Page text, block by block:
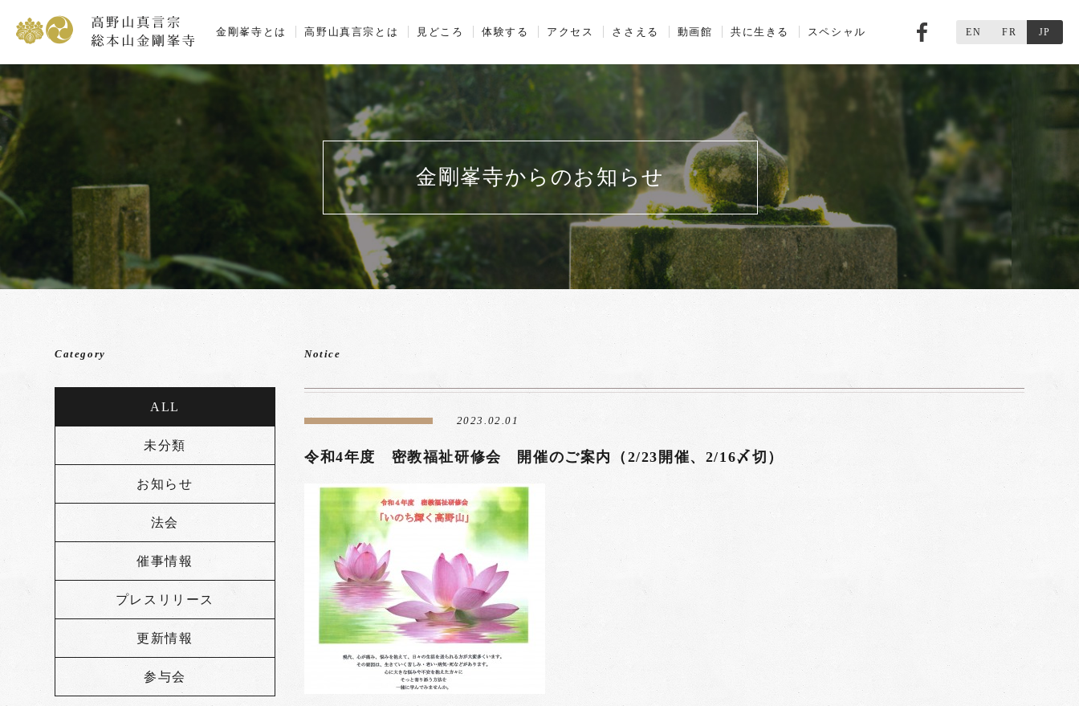
高野山真言宗 総本山金剛峯寺
金剛峯寺とは 高野山真言宗とは 見どころ 体験する アクセス ささえる 動画館 共に生きる スペシャル Facebook
EN FR JP
金剛峯寺からのお知らせ
Category
ALL
未分類
お知らせ
法会
催事情報
プレスリリース
更新情報
参与会
Notice
2023.02.01
令和4年度 密教福祉研修会 開催のご案内（2/23開催、2/16〆切）